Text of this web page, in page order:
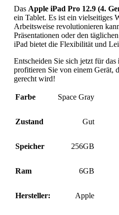
Das Apple iPad Pro 12.9 (4.
ein Tablet. Es ist ein vielseitiges
Arbeitsweise revolutionieren
Präsentationen oder den
iPad bietet die Flexibilität und
Entscheiden Sie sich jetzt für das
profitieren Sie von einem Gerät,
gerecht wird!
Farbe Space Gray
Zustand Gut
Speicher 256GB
Ram 6GB
Hersteller: Apple